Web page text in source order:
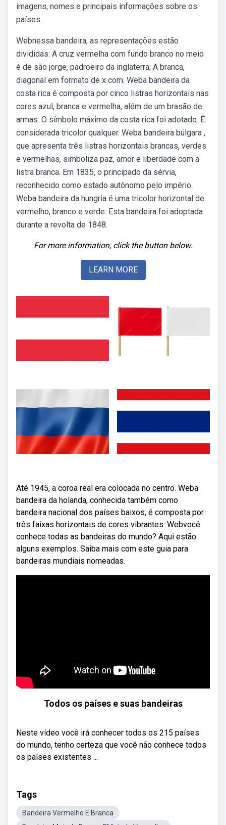
imagens, nomes e principais informações sobre os
países.
Webnessa bandeira, as representações estão
divididas: A cruz vermelha com fundo branco no meio
é de são jorge, padroeiro da inglaterra; A branca,
diagonal em formato de x com. Weba bandeira da
costa rica é composta por cinco listras horizontais nas
cores azul, branca e vermelha, além de um brasão de
armas. O símbolo máximo da costa rica foi adotado. É
considerada tricolor qualquer. Weba bandeira búlgara ,
que apresenta três listras horizontais brancas, verdes
e vermelhas, simboliza paz, amor e liberdade com a
listra branca. Em 1835, o principado da sérvia,
reconhecido como estado autônomo pelo império.
Weba bandeira da hungria é uma tricolor horizontal de
vermelho, branco e verde. Esta bandeira foi adoptada
durante a revolta de 1848.
For more information, click the button below.
LEARN MORE
Até 1945, a coroa real era colocada no centro. Weba
bandeira da holanda, conhecida também como
bandeira nacional dos países baixos, é composta por
três faixas horizontais de cores vibrantes: Webvocê
conhece todas as bandeiras do mundo? Aqui estão
alguns exemplos. Saiba mais com este guia para
bandeiras mundiais nomeadas.
Todos os países e suas bandeiras
Neste vídeo você irá conhecer todos os 215 países
do mundo, tenho certeza que você não conhece todos
os países existentes ...
Tags
Bandeira Vermelho E Branca